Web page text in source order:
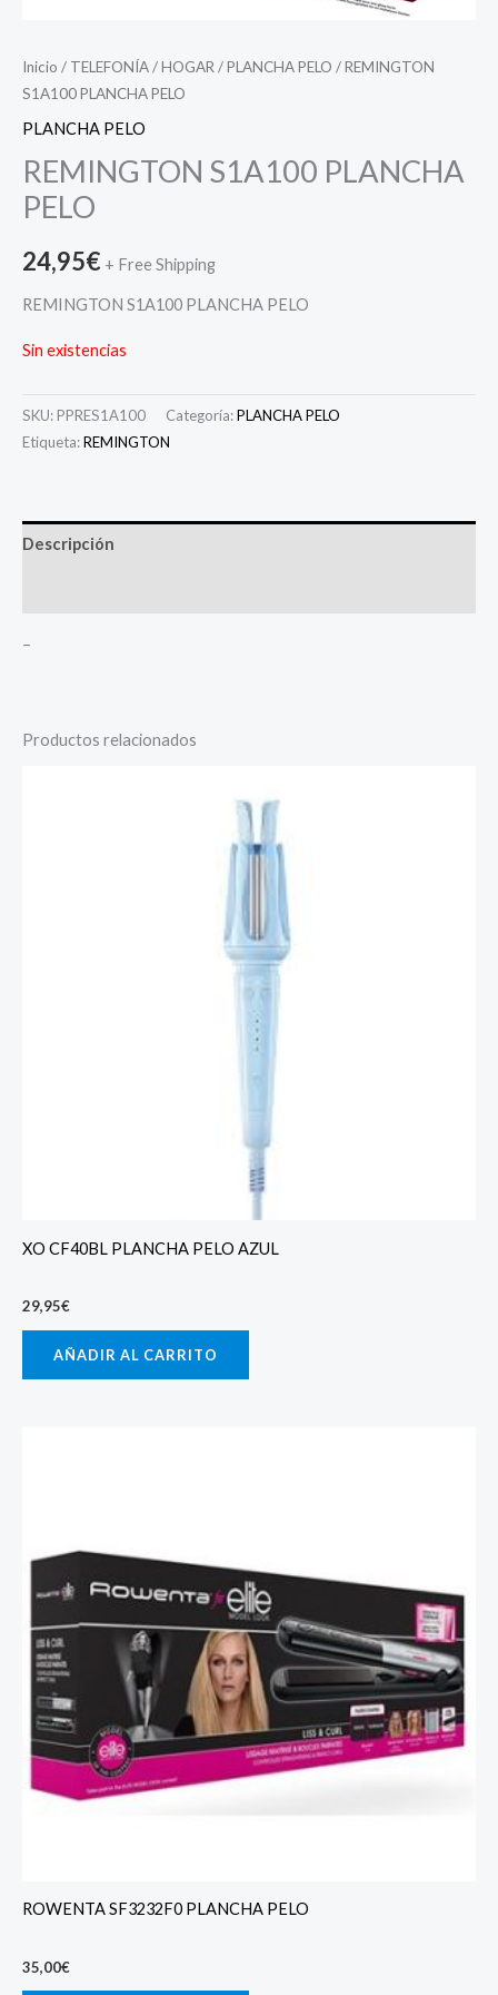
Inicio / TELEFONÍA/HOGAR /PLANCHA PELO / REMINGTON
S1A100 PLANCHA PELO
PLANCHA PELO
REMINGTON S1A100 PLANCHA
PELO
24,95€ + Free Shipping
REMINGTON S1A100 PLANCHA PELO
Sin existencias
SKU: PPRES1A100 Categoría:PLANCHA PELO
Etiqueta:REMINGTON
Descripción
–
Productos relacionados
XO CF40BL PLANCHA PELO AZUL
29,95€
AÑADIR AL CARRITO
ROWENTA SF3232F0 PLANCHA PELO
35,00€